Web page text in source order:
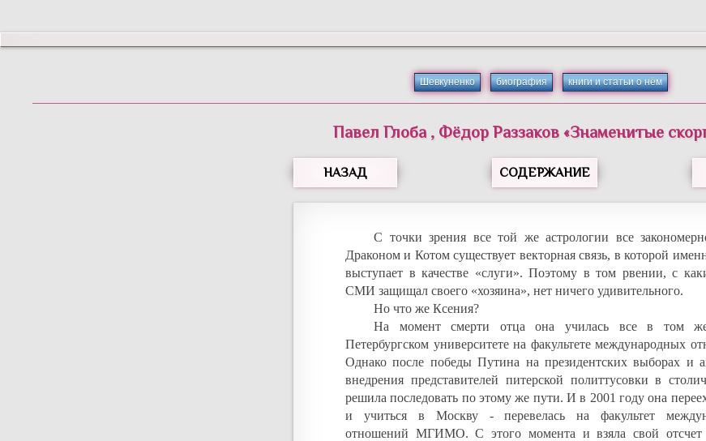
Шевкуненко биография книги и статьи о нём
Павел Глоба , Фёдор Раззаков«Знаменитые
НАЗАД СОДЕРЖАНИЕ
С точки зрения все той же астрологии все
Драконом и Котом существует векторная связь, в которой
выступает в качестве «слуги». Поэтому в том рвении, с
СМИ защищал своего «хозяина», нет ничего удивительного.
Но что же Ксения?
На момент смерти отца она училась все в том
Петербургском университете на факультете международных
Однако после победы Путина на президентских выборах и
внедрения представителей питерской политтусовки в
решила последовать по этому же пути. И в 2001 году она
и учиться в Москву - перевелась на факультет
отношений МГИМО. С этого момента и взяла свой отсчет